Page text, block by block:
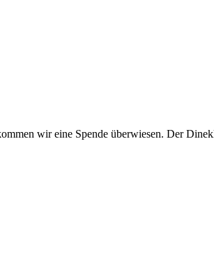
wir eine Spende überwiesen. Der